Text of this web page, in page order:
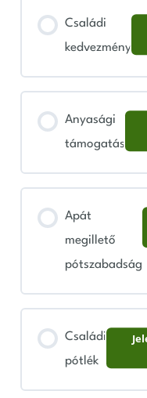
Bébiőr kisokos
Családi
kedvezmény
Anyasági
támogatás
Apát
megillető
pótszabadság
Családi
pótlék